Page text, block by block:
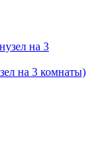
на 3 комнаты)